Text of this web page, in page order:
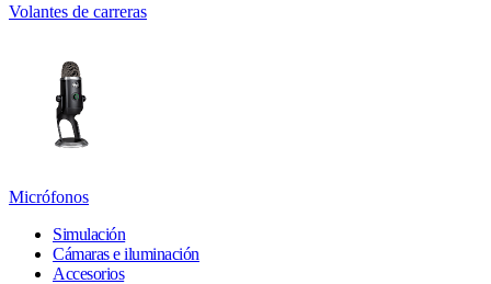
Volantes de carreras
Micrófonos
Simulación
Cámaras e iluminación
Accesorios